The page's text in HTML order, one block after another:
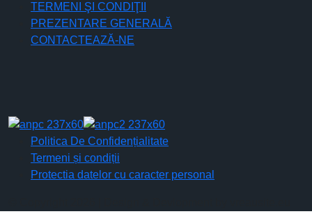
TERMENI ŞI CONDIŢII
PREZENTARE GENERALĂ
CONTACTEAZĂ-NE
Politica De Confidențialitate
Termeni și condiții
Protectia datelor cu caracter personal